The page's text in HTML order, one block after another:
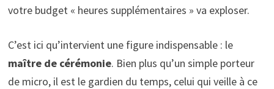
votre budget « heures supplémentaires » va exploser.
C’est ici qu’intervient une figure indispensable : le
maître de cérémonie. Bien plus qu’un simple porteur
de micro, il est le gardien du temps, celui qui veille à ce